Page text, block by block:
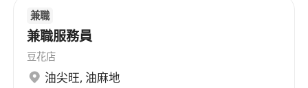
兼職
兼職服務員
豆花店
油尖旺, 油麻地